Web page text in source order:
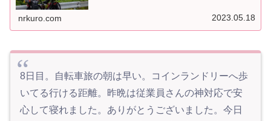
nrkuro.com 2023.05.18
8日目。自転車旅の朝は早い。コインランドリーへ歩
いてる行ける距離。昨晩は従業員さんの神対応で安
心して寝れました。ありがとうございました。今日